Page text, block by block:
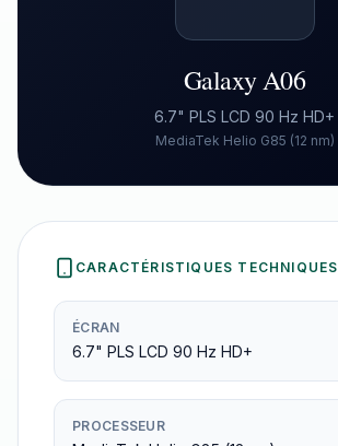
Galaxy A06
6.7" PLS LCD 90 Hz HD+
MediaTek Helio G85 (12 nm)
CARACTÉRISTIQUES TECHNIQUES
ÉCRAN
6.7" PLS LCD 90 Hz HD+
PROCESSEUR